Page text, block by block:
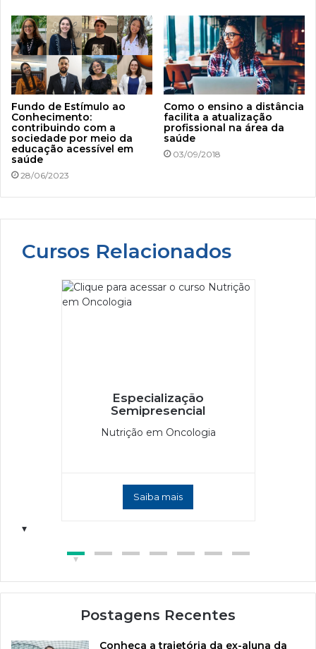
Fundo de Estímulo ao
Conhecimento:
contribuindo com a
sociedade por meio da
educação acessível em
saúde
28/06/2023
Como o ensino a distância
facilita a atualização
profissional na área da
saúde
03/09/2018
Cursos Relacionados
Especialização
Semipresencial
Nutrição em Oncologia
Saiba mais
Postagens Recentes
Conheça a trajetória da ex-aluna da